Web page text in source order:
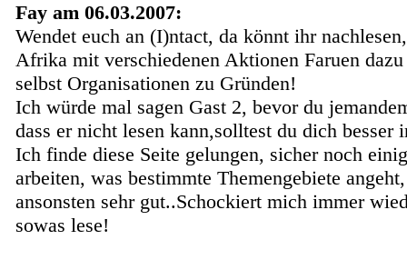
Fay am 06.03.2007:
Wendet euch an (I)ntact, da könnt ihr
Afrika mit verschiedenen Aktionen Faruen dazu
selbst Organisationen zu Gründen!
Ich würde mal sagen Gast 2, bevor du
dass er nicht lesen kann,solltest du dich besser
Ich finde diese Seite gelungen, sicher noch
arbeiten, was bestimmte Themengebiete
ansonsten sehr gut..Schockiert mich immer
sowas lese!